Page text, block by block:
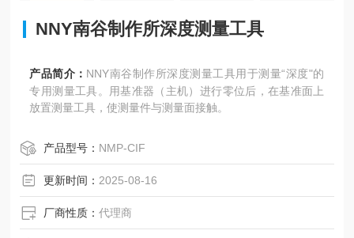
NNY南谷制作所深度测量工具
产品简介： NNY南谷制作所深度测量工具用于测量“深度"的
专用测量工具。用基准器（主机）进行零位后，在基准面上
放置测量工具，使测量件与测量面接触。
产品型号： NMP-CIF
更新时间： 2025-08-16
厂商性质：代理商